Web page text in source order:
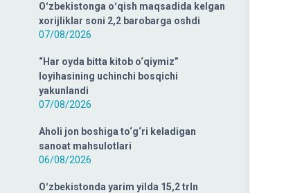
Oʻzbekistonga oʻqish maqsadida kelgan
xorijliklar soni 2,2 barobarga oshdi
07/08/2026
“Har oyda bitta kitob o‘qiymiz”
loyihasining uchinchi bosqichi
yakunlandi
07/08/2026
Aholi jon boshiga to‘g‘ri keladigan
sanoat mahsulotlari
06/08/2026
Oʻzbekistonda yarim yilda 15,2 trln